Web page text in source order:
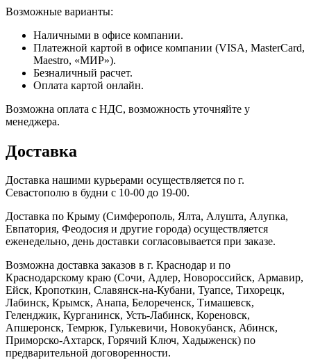
Возможные варианты:
Наличными в офисе компании.
Платежной картой в офисе компании (VISA, MasterCard,
Maestro, «МИР»).
Безналичный расчет.
Оплата картой онлайн.
Возможна оплата с НДС, возможность уточняйте у
менеджера.
Доставка
Доставка нашими курьерами осуществляется по г.
Севастополю в будни с 10-00 до 19-00.
Доставка по Крыму (Симферополь, Ялта, Алушта, Алупка,
Евпатория, Феодосия и другие города) осуществляется
еженедельно, день доставки согласовывается при заказе.
Возможна доставка заказов в г. Краснодар и по
Краснодарскому краю (Сочи, Адлер, Новороссийск, Армавир,
Ейск, Кропоткин, Славянск-на-Кубани, Туапсе, Тихорецк,
Лабинск, Крымск, Анапа, Белореченск, Тимашевск,
Геленджик, Курганинск, Усть-Лабинск, Кореновск,
Апшеронск, Темрюк, Гулькевичи, Новокубанск, Абинск,
Приморско-Ахтарск, Горячий Ключ, Хадыженск) по
предварительной договоренности.